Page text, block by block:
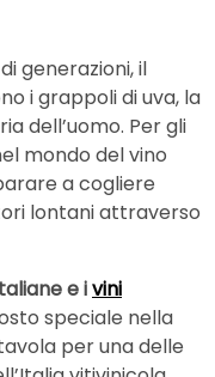
generazioni, il
i grappoli di uva, la
dell’uomo. Per gli
mondo del vino
a cogliere
lontani attraverso
e ivini
speciale nella
per una delle